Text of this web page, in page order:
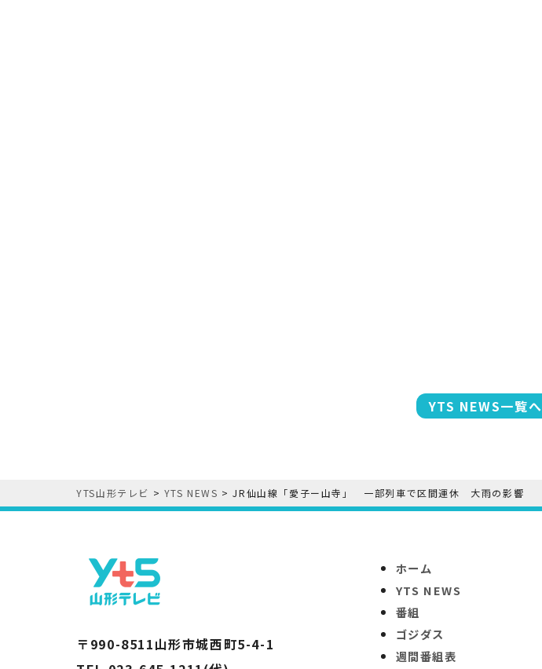
YTS NEWS一覧へ
YTS山形テレビ > YTS NEWS >JR仙山線「愛子ー山寺」 一部列車で区間運休 大雨の影響
〒990-8511山形市城西町5-4-1
ホーム
YTS NEWS
番組
ゴジダス
週間番組表